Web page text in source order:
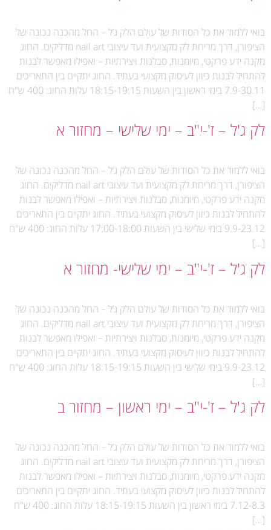
בואי ללמוד את כל הסודות של עולם הלק ג’ל – החל מהכנה נכונה של
הציפורן, דרך מריחת לק מקצועית ועד עיצובי nail art מדליקים. החוג
מקנה ידע פרקטי, מיומנות, סבלנות ויצירתיות – ואפילו מאפשר לבנות
להתחיל לבנות כיוון לעיסוק מקצועי בעתיד. החוג יתקיים בין התאריכים
7.9-30.11 בימי ראשון בין השעות 18:15-19:15 עלות החוג: 400 ש"ח
[…]
לק ג'ל – ז'-י"ב – ימי שלישי – מחזור א
בואי ללמוד את כל הסודות של עולם הלק ג’ל – החל מהכנה נכונה של
הציפורן, דרך מריחת לק מקצועית ועד עיצובי nail art מדליקים. החוג
מקנה ידע פרקטי, מיומנות, סבלנות ויצירתיות – ואפילו מאפשר לבנות
להתחיל לבנות כיוון לעיסוק מקצועי בעתיד. החוג יתקיים בין התאריכים
9.9-23.12 בימי שלישי בין השעות 17:00-18:00 עלות החוג: 400 ש"ח
[…]
לק ג'ל – ז'-י"ב – ימי שלישי- מחזור א
בואי ללמוד את כל הסודות של עולם הלק ג’ל – החל מהכנה נכונה של
הציפורן, דרך מריחת לק מקצועית ועד עיצובי nail art מדליקים. החוג
מקנה ידע פרקטי, מיומנות, סבלנות ויצירתיות – ואפילו מאפשר לבנות
להתחיל לבנות כיוון לעיסוק מקצועי בעתיד. החוג יתקיים בין התאריכים
9.9-23.12 בימי שלישי בין השעות 18:15-19:15 עלות החוג: 400 ש"ח
[…]
לק ג'ל – ז'-י"ב – ימי ראשון – מחזור ב
בואי ללמוד את כל הסודות של עולם הלק ג’ל – החל מהכנה נכונה של
הציפורן, דרך מריחת לק מקצועית ועד עיצובי nail art מדליקים. החוג
מקנה ידע פרקטי, מיומנות, סבלנות ויצירתיות – ואפילו מאפשר לבנות
להתחיל לבנות כיוון לעיסוק מקצועי בעתיד. החוג יתקיים בין התאריכים
7.12-8.3 בימי ראשון בין השעות 18:15-19:15 עלות החוג: 400 ש"ח
[…]